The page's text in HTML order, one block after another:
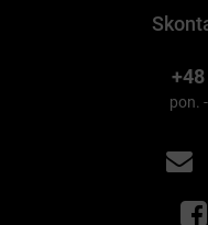
+48
pon.